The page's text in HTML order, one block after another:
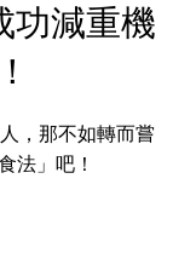
功減重機
，那不如轉而嘗
法」吧！